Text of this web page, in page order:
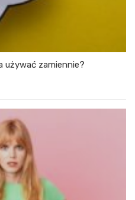
używać zamiennie?